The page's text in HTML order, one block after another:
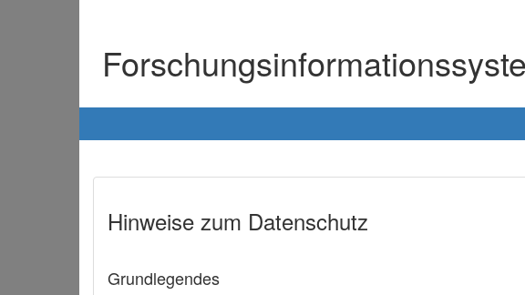
Hinweise zum Datenschutz
Grundlegendes